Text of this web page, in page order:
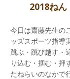
2018ね
今日は齋藤先生の
ッズスポーツ指導
跳ぶ・跳び越す・
り込む・掴む・押
たねらいのなかで